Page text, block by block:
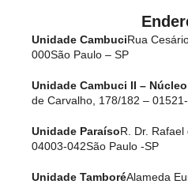
Unidade CambuciRua
000São Paulo – SP
Unidade Cambuci II –
de Carvalho, 178/182 –
Unidade ParaísoR. Dr.
04003-042São Paulo -SP
Unidade TamboréAlameda